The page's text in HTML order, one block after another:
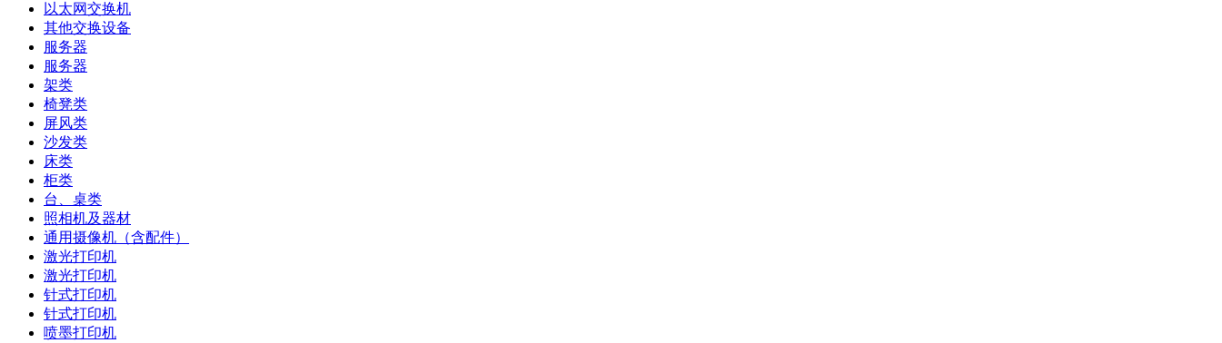
以太网交换机
其他交换设备
服务器
服务器
架类
椅凳类
屏风类
沙发类
床类
柜类
台、桌类
照相机及器材
通用摄像机（含配件）
激光打印机
激光打印机
针式打印机
针式打印机
喷墨打印机